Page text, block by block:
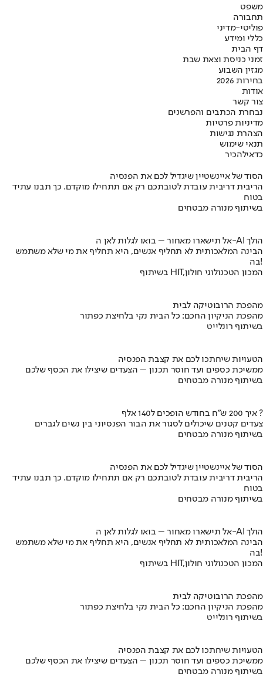
משפט
תחבורה
פוליטי-מדיני
כללי ומידע
דף הבית
זמני כניסת וצאת שבת
מגזין השבוע
בחירות 2026
אודות
צור קשר
נבחרת הכתבים והפרשנים
מדיניות פרטיות
הצהרת נגישות
תנאי שימוש
כדאילהכיר
הסוד של איינשטיין שיגדיל לכם את הפנסיה
הריבית דריבית עובדת לטובתכם רק אם תתחילו מוקדם. כך תבנו עתיד
בטוח
בשיתוף מנורה מבטחים
אל תישארו מאחור – בואו לגלות לאן ה-AI הולך
הבינה המלאכותית לא תחליף אנשים, היא תחליף את מי שלא משתמש
בה!
בשיתוף HIT,המכון הטכנולוגי חולון
מהפכת הרובוטיקה לבית
מהפכת הניקיון החכם: כל הבית נקי בלחיצת כפתור
בשיתוף רונלייט
הטעויות שיחתכו לכם את קצבת הפנסיה
ממשיכת כספים ועד חוסר תכנון – הצעדים שיצילו את הכסף שלכם
בשיתוף מנורה מבטחים
איך 200 ש"ח בחודש הופכים ל140 אלף ?
צעדים קטנים שיכולים לסגור את הבור הפנסיוני בין נשים לגברים
בשיתוף מנורה מבטחים
הסוד של איינשטיין שיגדיל לכם את הפנסיה
הריבית דריבית עובדת לטובתכם רק אם תתחילו מוקדם. כך תבנו עתיד
בטוח
בשיתוף מנורה מבטחים
אל תישארו מאחור – בואו לגלות לאן ה-AI הולך
הבינה המלאכותית לא תחליף אנשים, היא תחליף את מי שלא משתמש
בה!
בשיתוף HIT,המכון הטכנולוגי חולון
מהפכת הרובוטיקה לבית
מהפכת הניקיון החכם: כל הבית נקי בלחיצת כפתור
בשיתוף רונלייט
הטעויות שיחתכו לכם את קצבת הפנסיה
ממשיכת כספים ועד חוסר תכנון – הצעדים שיצילו את הכסף שלכם
בשיתוף מנורה מבטחים